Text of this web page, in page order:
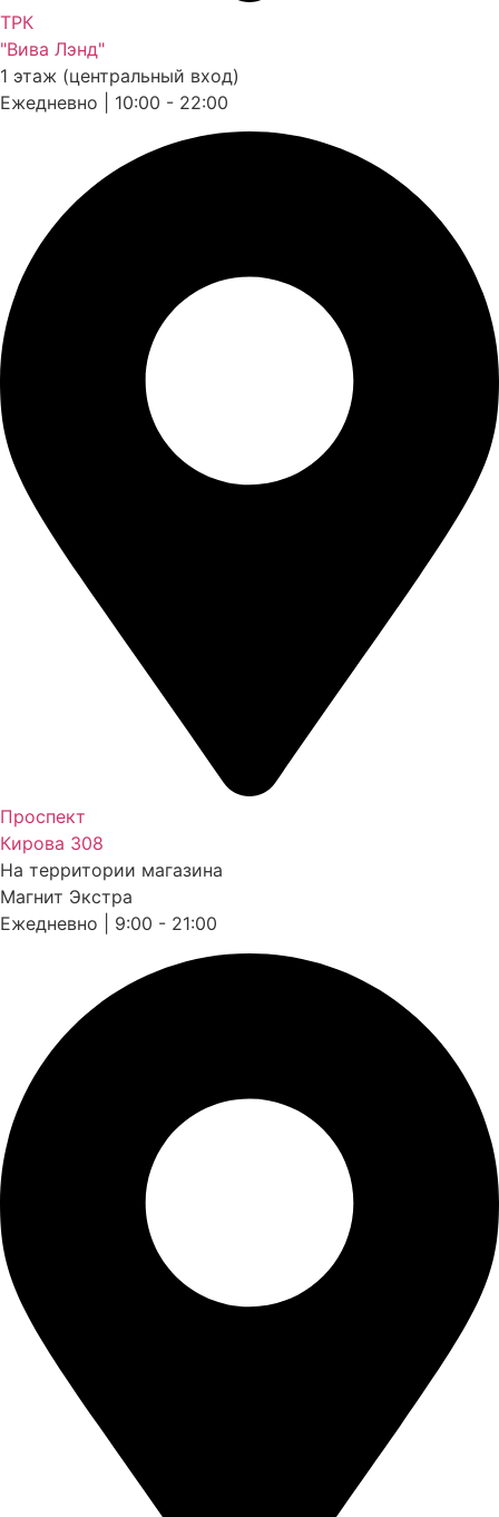
ТРК
"Вива Лэнд"
1 этаж (центральный вход)
Ежедневно | 10:00 - 22:00
Проспект
Кирова 308
На территории магазина
Магнит Экстра
Ежедневно | 9:00 - 21:00